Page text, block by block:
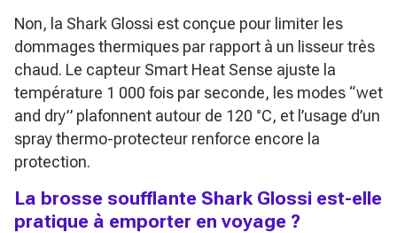
Non, la Shark Glossi est conçue pour limiter les
dommages thermiques par rapport à un lisseur très
chaud. Le capteur Smart Heat Sense ajuste la
température 1 000 fois par seconde, les modes “wet
and dry” plafonnent autour de 120 °C, et l’usage d’un
spray thermo-protecteur renforce encore la
protection.
La brosse soufflante Shark Glossi est-elle
pratique à emporter en voyage ?